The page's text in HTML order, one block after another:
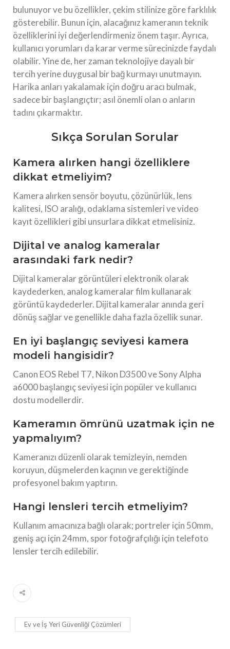
bulunuyor ve bu özellikler, çekim stilinize göre farklılık
gösterebilir. Bunun için, alacağınız kameranın teknik
özelliklerini iyi değerlendirmeniz önem taşır. Ayrıca,
kullanıcı yorumları da karar verme sürecinizde faydalı
olabilir. Yine de, her zaman teknolojiye dayalı bir
tercih yerine duygusal bir bağ kurmayı unutmayın.
Harika anları yakalamak için doğru aracı bulmak,
sadece bir başlangıçtır; asıl önemli olan o anların
tadını çıkarmaktır.
Sıkça Sorulan Sorular
Kamera alırken hangi özelliklere
dikkat etmeliyim?
Kamera alırken sensör boyutu, çözünürlük, lens
kalitesi, ISO aralığı, odaklama sistemleri ve video
kayıt özellikleri gibi unsurlara dikkat etmelisiniz.
Dijital ve analog kameralar
arasındaki fark nedir?
Dijital kameralar görüntüleri elektronik olarak
kaydederken, analog kameralar film kullanarak
görüntü kaydederler. Dijital kameralar anında geri
dönüş sağlar ve genellikle daha fazla özellik sunar.
En iyi başlangıç seviyesi kamera
modeli hangisidir?
Canon EOS Rebel T7, Nikon D3500 ve Sony Alpha
a6000 başlangıç seviyesi için popüler ve kullanıcı
dostu modellerdir.
Kameramın ömrünü uzatmak için ne
yapmalıyım?
Kameranızı düzenli olarak temizleyin, nemden
koruyun, düşmelerden kaçının ve gerektiğinde
profesyonel bakım yaptırın.
Hangi lensleri tercih etmeliyim?
Kullanım amacınıza bağlı olarak; portreler için 50mm,
geniş açı için 24mm, spor fotoğrafçılığı için telefoto
lensler tercih edilebilir.
Ev ve İş Yeri Güvenliği Çözümleri